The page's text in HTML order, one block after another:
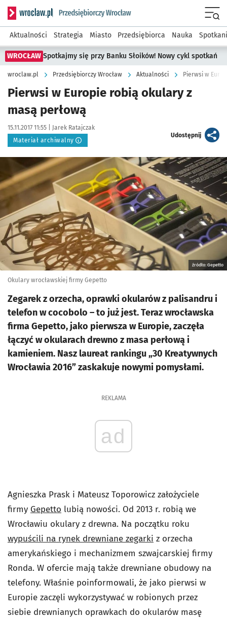
Serwis informacyjny wroclaw.pl podserwis: Strategia
Aktualności Strategia Miasto Przedsiębiorca Nauka
WROCŁAW Spotkajmy się przy Banku Słoików! Nowy cykl spotkań
wroclaw.pl Przedsiębiorczy Wrocław Aktualności Pierwsi w
Pierwsi w Europie robią okulary z
masą perłową
Data publikacji:
15.11.2017 11:55 | Autor:
Jarek Ratajczak
Materiał archiwalny
Udostępnijartykuł
Kliknij, aby powiększyć
źródło: Gepetto
Okulary wrocławskiej firmy Gepetto
Zegarek z orzecha, oprawki okularów z palisandru i
telefon w cocobolo – to już jest. Teraz wrocławska
firma Gepetto, jako pierwsza w Europie, zaczęła
łączyć w okularach drewno z masa perłową i
kamieniem. Nasz laureat rankingu „30 Kreatywnych
Wrocławia 2016” zaskakuje nowymi pomysłami.
REKLAMA
ad
Agnieszka Prask i Mateusz Toporowicz założyciele
firmy Gepetto lubią nowości. Od 2013 r. robią we
Wrocławiu okulary z drewna. Na początku roku
wypuścili na rynek drewniane zegarki z orzecha
amerykańskiego i mechanizmem szwajcarskiej firmy
Ronda. W ofercie mają także drewniane obudowy na
telefony. Właśnie poinformowali, że jako pierwsi w
Europie zaczęli wykorzystywać w robionych przez
siebie drewnianych oprawkach do okularów masę